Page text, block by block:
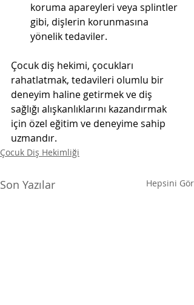
koruma apareyleri veya splintler
gibi, dişlerin korunmasına
yönelik tedaviler.
Çocuk diş hekimi, çocukları
rahatlatmak, tedavileri olumlu bir
deneyim haline getirmek ve diş
sağlığı alışkanlıklarını kazandırmak
için özel eğitim ve deneyime sahip
uzmandır.
Çocuk Diş Hekimliği
Son Yazılar Hepsini Gör